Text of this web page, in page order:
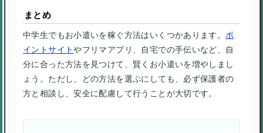
まとめ
中学生でもお小遣いを稼ぐ方法はいくつかあります。 ポ
イントサイトやフリマアプリ、自宅での手伝いなど、自
分に合った方法を見つけて、賢くお小遣いを増やしまし
ょう。ただし、どの方法を選ぶにしても、必ず保護者の
方と相談し、安全に配慮して行うことが大切です。